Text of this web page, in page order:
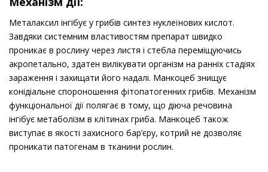
Металаксил інгібує у грибів синтез нуклеїнових кислот.
Завдяки системним властивостям препарат швидко
проникає в рослину через листя і стебла переміщуючись
акропетально, здатен вилікувати організм на ранніх стадіях
зараження і захищати його надалі. Манкоцеб знищує
конідіальне спороношення фітопатогенних грибів. Механізм
функціональної дії полягає в тому, що діюча речовина
інгібує метаболізм в клітинах гриба. Манкоцеб також
виступає в якості захисного бар’єру, котрий не дозволяє
проникати патогенам в тканини рослин.